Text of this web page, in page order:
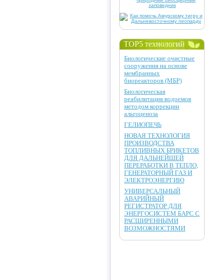
TOP5 технологий
Биологические очистные
сооружения на основе
мембранных
биореакторов (МБР)
Биологическая
реабилитация водоемов
методом коррекции
альгоценоза
ГЕЛИОПЕЧЬ
НОВАЯ ТЕХНОЛОГИЯ
ПРОИЗВОДСТВА
ТОПЛИВНЫХ БРИКЕТОВ
ДЛЯ ДАЛЬНЕЙШЕЙ
ПЕРЕРАБОТКИ В ТЕПЛО,
ГЕНЕРАТОРНЫЙ ГАЗ И
ЭЛЕКТРОЭНЕРГИЮ
УНИВЕРСАЛЬНЫЙ
АВАРИЙНЫЙ
РЕГИСТРАТОР ДЛЯ
ЭНЕРГОСИСТЕМ БАРС С
РАСШИРЕННЫМИ
ВОЗМОЖНОСТЯМИ